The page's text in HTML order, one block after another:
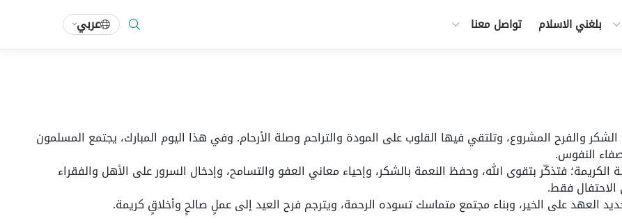
بلغني الاسلام تواصل معنا عربي
والفرح المشروع، وتلتقي فيها القلوب على المودة والتراحم وصلة الأرحام. وفي هذا اليوم المبارك، يجتمع المسلمون
النفوس.
فتذكّر بتقوى الله، وحفظ النعمة بالشكر، وإحياء معاني العفو والتسامح، وإدخال السرور على الأهل والفقراء
فقط.
العهد على الخير، وبناء مجتمع متماسك تسوده الرحمة، ويترجم فرح العيد إلى عملٍ صالحٍ وأخلاقٍ كريمة.